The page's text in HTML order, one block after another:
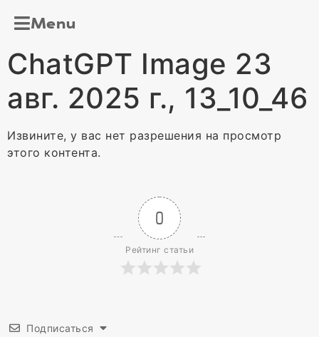
Menu
ChatGPT Image 23
авг. 2025 г., 13_10_46
Извините, у вас нет разрешения на просмотр
этого контента.
0
Рейтинг статьи
Подписаться